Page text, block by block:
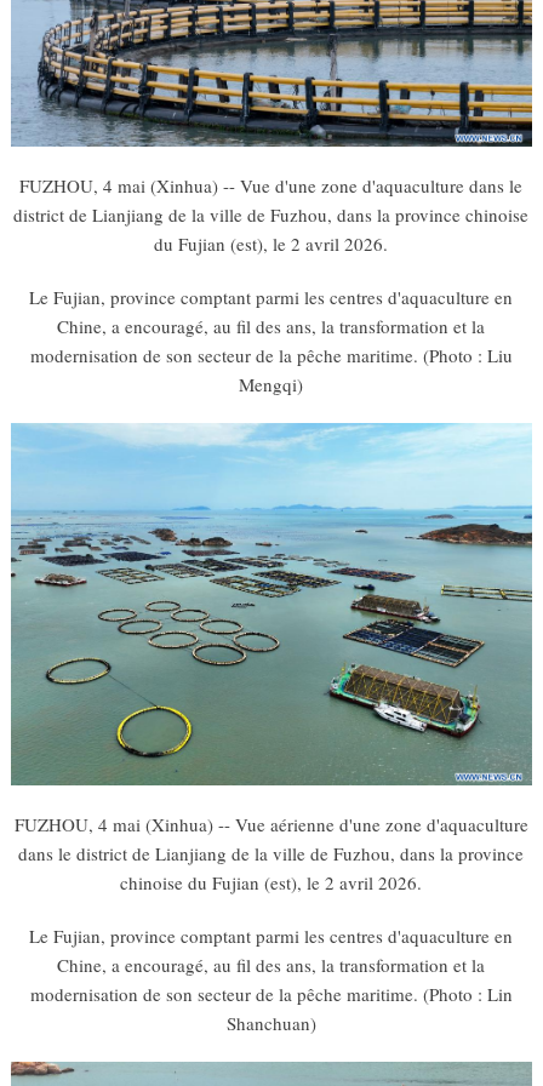
FUZHOU, 4 mai (Xinhua) -- Vue d'une zone d'aquaculture dans le
district de Lianjiang de la ville de Fuzhou, dans la province chinoise
du Fujian (est), le 2 avril 2026.
Le Fujian, province comptant parmi les centres d'aquaculture en
Chine, a encouragé, au fil des ans, la transformation et la
modernisation de son secteur de la pêche maritime. (Photo : Liu
Mengqi)
FUZHOU, 4 mai (Xinhua) -- Vue aérienne d'une zone d'aquaculture
dans le district de Lianjiang de la ville de Fuzhou, dans la province
chinoise du Fujian (est), le 2 avril 2026.
Le Fujian, province comptant parmi les centres d'aquaculture en
Chine, a encouragé, au fil des ans, la transformation et la
modernisation de son secteur de la pêche maritime. (Photo : Lin
Shanchuan)